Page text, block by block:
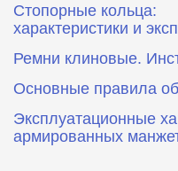
Стопорные кольца:
характеристики и
Ремни клиновые.
Основные правила
Эксплуатационные
армированных